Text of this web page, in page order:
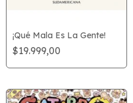
¡Qué Mala Es La Gente!
$19.999,00